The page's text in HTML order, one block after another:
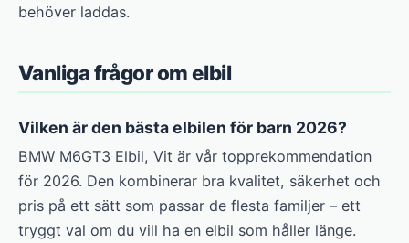
behöver laddas.
Vanliga frågor om elbil
Vilken är den bästa elbilen för barn 2026?
BMW M6GT3 Elbil, Vit är vår topprekommendation
för 2026. Den kombinerar bra kvalitet, säkerhet och
pris på ett sätt som passar de flesta familjer – ett
tryggt val om du vill ha en elbil som håller länge.